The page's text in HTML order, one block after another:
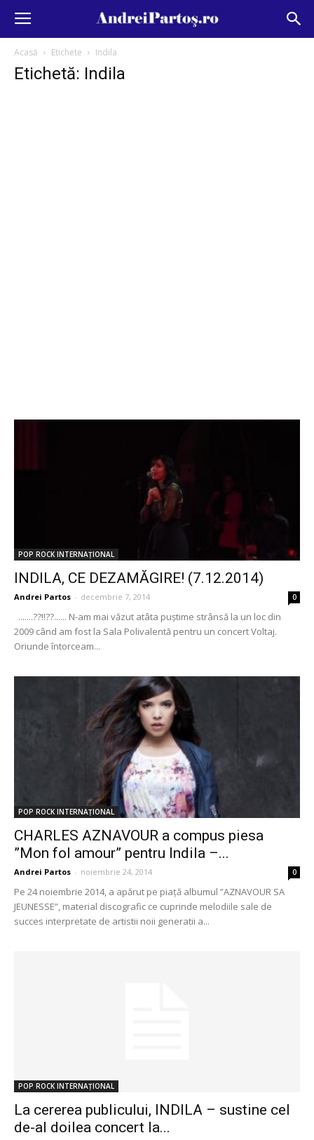
Acasă Etichete Indila
Etichetă: Indila
POP ROCK INTERNAȚIONAL
INDILA, CE DEZAMĂGIRE! (7.12.2014)
Andrei Partos - decembrie 7, 2014 0
.......??!!??...... N-am mai văzut atâta puștime strânsă la un loc din
2009 când am fost la Sala Polivalentă pentru un concert Voltaj.
Oriunde întorceam...
POP ROCK INTERNAȚIONAL
CHARLES AZNAVOUR a compus piesa
”Mon fol amour” pentru Indila –...
Andrei Partos - noiembrie 24, 2014 0
Pe 24 noiembrie 2014, a apărut pe piață albumul ”AZNAVOUR SA
JEUNESSE”, material discografic ce cuprinde melodiile sale de
succes interpretate de artistii noii generatii a...
POP ROCK INTERNAȚIONAL
La cererea publicului, INDILA – sustine cel
de-al doilea concert la...